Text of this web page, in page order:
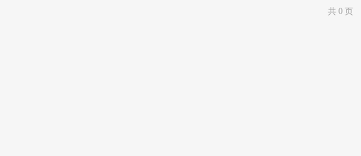
共 0 页